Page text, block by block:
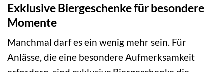
Exklusive Biergeschenke für besondere
Momente
Manchmal darf es ein wenig mehr sein. Für
Anlässe, die eine besondere Aufmerksamkeit